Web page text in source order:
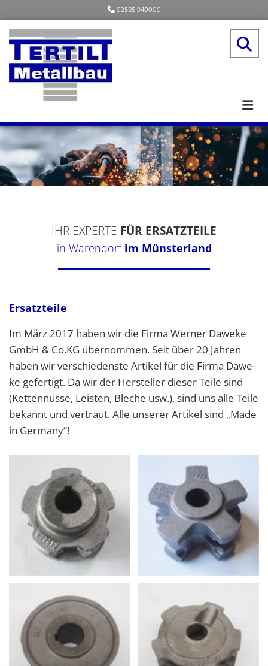
02585 940000
IHR EXPERTE FÜR ERSATZTEILE
in Warendorfim Münsterland
Ersatzteile
Im März 2017 haben wir die Firma Wer­ner Da­we­ke
GmbH & Co.​KG über­nom­men. Seit über 20 Jah­ren
haben wir ver­schie­dens­te Ar­ti­kel für die Firma Da­we­
ke ge­fer­tigt. Da wir der Her­stel­ler die­ser Teile sind
(Ket­ten­nüs­se, Leis­ten, Ble­che usw.), sind uns alle Teile
be­kannt und ver­traut. Alle un­se­rer Ar­ti­kel sind „Made
in Ger­ma­ny“!